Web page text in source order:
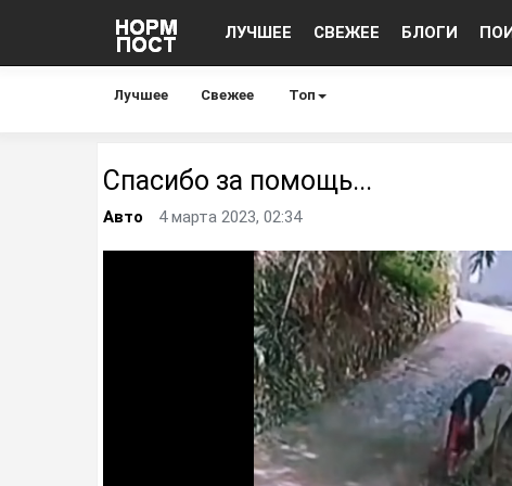
ЛУЧШЕЕ СВЕЖЕЕ БЛОГИ
Лучшее Свежее Топ
Спасибо за помощь...
Авто 4 марта 2023, 02:34